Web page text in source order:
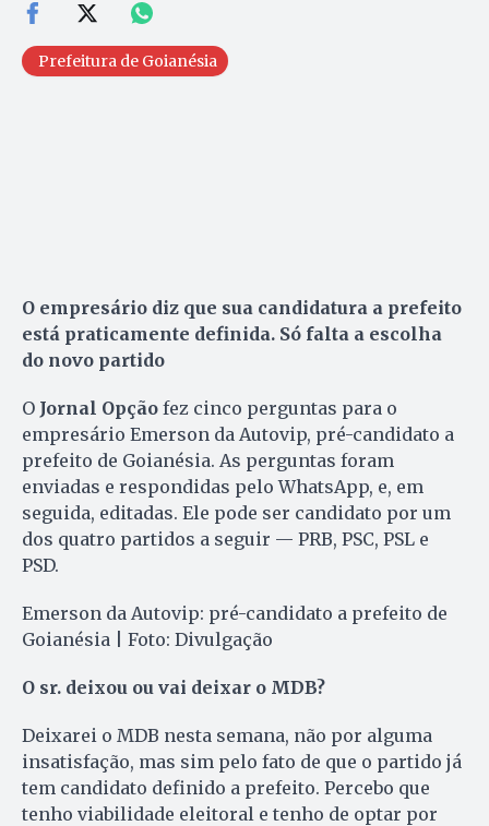
Prefeitura de Goianésia
O empresário diz que sua candidatura a prefeito
está praticamente definida. Só falta a escolha
do novo partido
O Jornal Opção fez cinco perguntas para o
empresário Emerson da Autovip, pré-candidato a
prefeito de Goianésia. As perguntas foram
enviadas e respondidas pelo WhatsApp, e, em
seguida, editadas. Ele pode ser candidato por um
dos quatro partidos a seguir — PRB, PSC, PSL e
PSD.
Emerson da Autovip: pré-candidato a prefeito de
Goianésia | Foto: Divulgação
O sr. deixou ou vai deixar o MDB?
Deixarei o MDB nesta semana, não por alguma
insatisfação, mas sim pelo fato de que o partido já
tem candidato definido a prefeito. Percebo que
tenho viabilidade eleitoral e tenho de optar por